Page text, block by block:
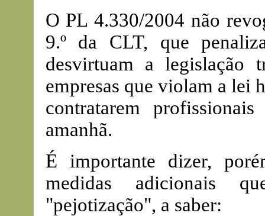
O PL 4.330/2004 não
9.º da CLT, que
desvirtuam a legislação
empresas que violam a lei
contratarem
amanhã.
É importante dizer,
medidas adicionais
"pejotização", a saber: